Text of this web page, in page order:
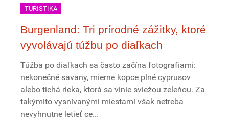
TURISTIKA
Burgenland: Tri prírodné zážitky, ktoré
vyvolávajú túžbu po diaľkach
Túžba po diaľkach sa často začína fotografiami:
nekonečné savany, mierne kopce plné cyprusov
alebo tichá rieka, ktorá sa vinie sviežou zeleňou. Za
takýmito vysnívanými miestami však netreba
nevyhnutne letieť ce...